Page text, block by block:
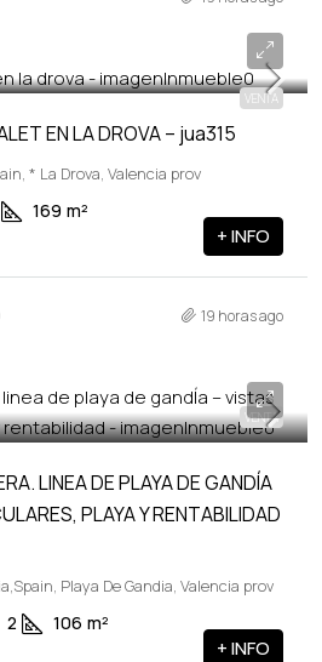
VENTA
EN LA DROVA – jua315
* La Drova, Valencia prov
169 m²
+ INFO
19 horas ago
VENTA
LINEA DE PLAYA DE GANDÍA
PLAYA Y RENTABILIDAD
Playa De Gandia, Valencia prov
2 106 m²
+ INFO